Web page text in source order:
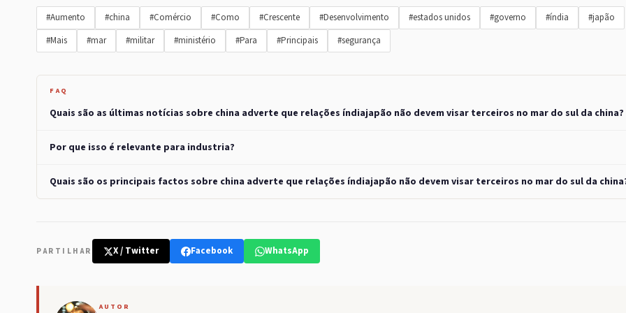
#Aumento #china #Comércio #Como #Crescente #Desenvolvimento #estados unidos #governo #índia
#japão
#Mais
#mar #militar #ministério #Para #Principais #segurança
FAQ
Quais são as últimas notícias sobre china adverte que relações índiajapão não devem visar terceiros no mar do sul da china?
Por que isso é relevante para industria?
Quais são os principais factos sobre china adverte que relações índiajapão não devem visar terceiros no mar do sul da
PARTILHAR X / Twitter Facebook WhatsApp
AUTOR